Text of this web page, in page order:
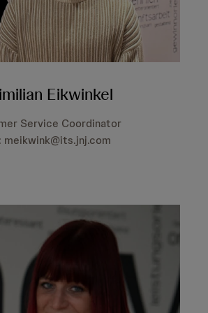
Eikwinkel
Service Coordinator
meikwink@its.jnj.com